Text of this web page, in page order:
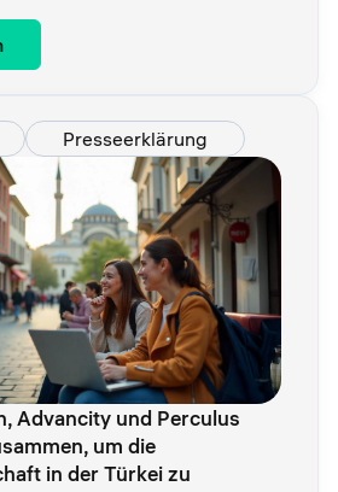
Presseerklärung
Advancity und Perculus
um die
in der Türkei zu